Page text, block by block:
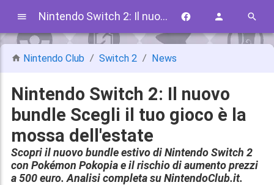
Nintendo Switch 2: Il nuovo bundle Scegli il tuo gioco è la mossa dell'estate
Nintendo Club Switch 2 News
Nintendo Switch 2: Il nuovo
bundle Scegli il tuo gioco è la
mossa dell'estate
Scopri il nuovo bundle estivo di Nintendo Switch 2
con Pokémon Pokopia e il rischio di aumento prezzi
a 500 euro. Analisi completa su NintendoClub.it.